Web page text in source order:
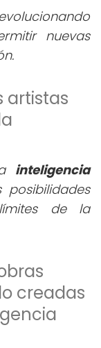
nuevas
artistas
inteligencia
de la
creadas